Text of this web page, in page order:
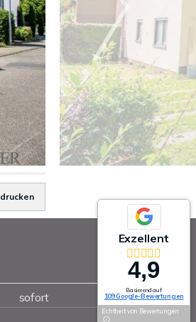
drucken
sofort
Exzellent
4,9
Basierend auf
109 Google-Bewertungen
Echtheit von Bewertungen